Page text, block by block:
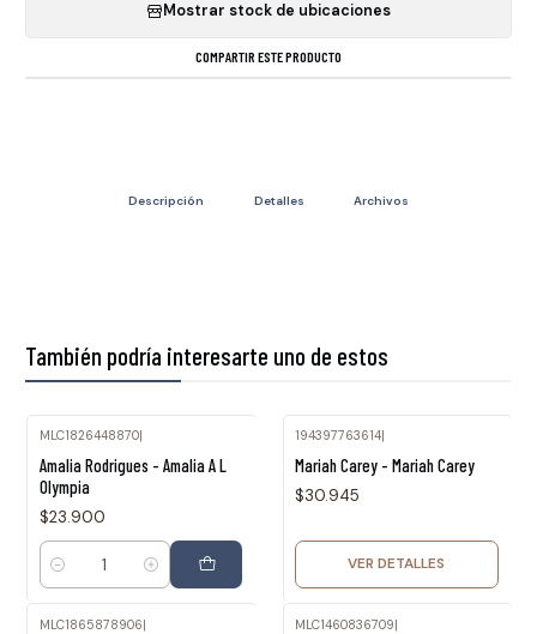
Mostrar stock de ubicaciones
COMPARTIR ESTE PRODUCTO
Descripción Detalles Archivos
También podría interesarte uno de estos
MLC1826448870|
Amalia Rodrigues - Amalia A L
Olympia
$23.900
Cantidad
194397763614|
Mariah Carey - Mariah Carey
$30.945
VER DETALLES
MLC1865878906| MLC1460836709|